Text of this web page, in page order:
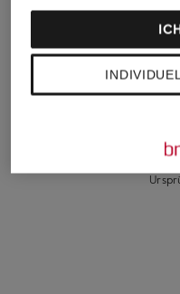
Trachtenhemd
Stehkragen